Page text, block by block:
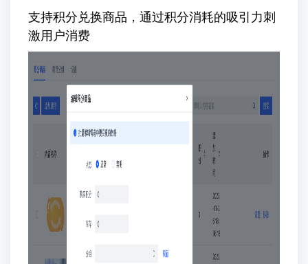
支持积分兑换商品，通过积分消耗的吸引力刺
激用户消费